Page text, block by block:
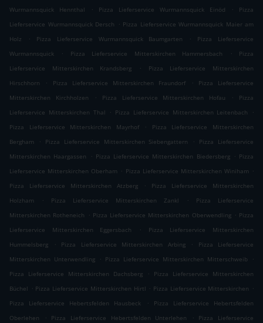
Wurmannsquick Hennthal
. Pizza Lieferservice Wurmannsquick Einöd .
Pizza
Lieferservice Wurmannsquick Dersch
. Pizza Lieferservice Wurmannsquick Maier am
Holz
. Pizza Lieferservice Wurmannsquick Baumgarten .
Pizza Lieferservice
Wurmannsquick
. Pizza Lieferservice Mitterskirchen Hammersbach .
Pizza
Lieferservice Mitterskirchen Krandsberg
.
Pizza Lieferservice Mitterskirchen
Hirschhorn
. Pizza Lieferservice Mitterskirchen Fraundorf .
Pizza Lieferservice
Mitterskirchen Kirchholzen
. Pizza Lieferservice Mitterskirchen Hofau .
Pizza
Lieferservice Mitterskirchen Thal
. Pizza Lieferservice Mitterskirchen Leitenbach
.
Pizza Lieferservice Mitterskirchen Mayrhof
.
Pizza Lieferservice Mitterskirchen
Bergham
. Pizza Lieferservice Mitterskirchen Siebengattern .
Pizza Lieferservice
Mitterskirchen Haargassen
. Pizza Lieferservice Mitterskirchen Biedersberg . Pizza
Lieferservice Mitterskirchen Oberham . Pizza Lieferservice Mitterskirchen Winiham .
Pizza Lieferservice Mitterskirchen Atzberg
.
Pizza Lieferservice Mitterskirchen
Holzham
. Pizza Lieferservice Mitterskirchen Zankl .
Pizza Lieferservice
Mitterskirchen Rotheneich
. Pizza Lieferservice Mitterskirchen Oberwendling . Pizza
Lieferservice Mitterskirchen Eggersbach
.
Pizza Lieferservice Mitterskirchen
Hummelsberg
. Pizza Lieferservice Mitterskirchen Arbing .
Pizza Lieferservice
Mitterskirchen Unterwendling
. Pizza Lieferservice Mitterskirchen Mitterschweib
.
Pizza Lieferservice Mitterskirchen Dachsberg
.
Pizza Lieferservice Mitterskirchen
Büchel . Pizza Lieferservice Mitterskirchen Hirtl . Pizza Lieferservice Mitterskirchen .
Pizza Lieferservice Hebertsfelden Hausbeck
.
Pizza Lieferservice Hebertsfelden
Oberlehen
. Pizza Lieferservice Hebertsfelden Unterlehen .
Pizza Lieferservice